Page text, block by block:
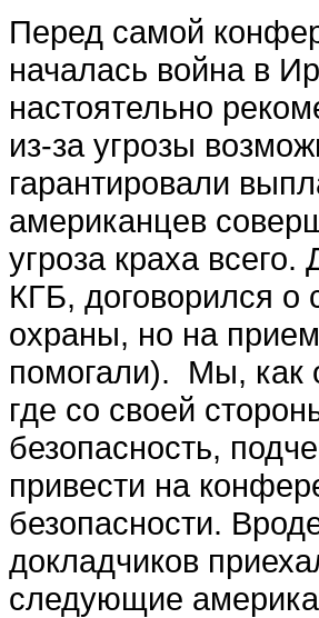
Перед самой
началась война в
настоятельно
из-за угрозы
гарантировали
американцев
угроза краха
КГБ, договорился о
охраны, но на
помогали). Мы, как
где со своей
безопасность,
привести на
безопасности.
докладчиков
следующие